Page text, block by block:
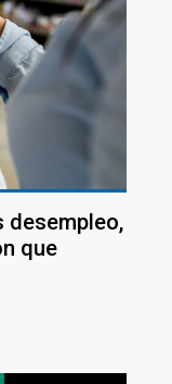
desempleo,
que